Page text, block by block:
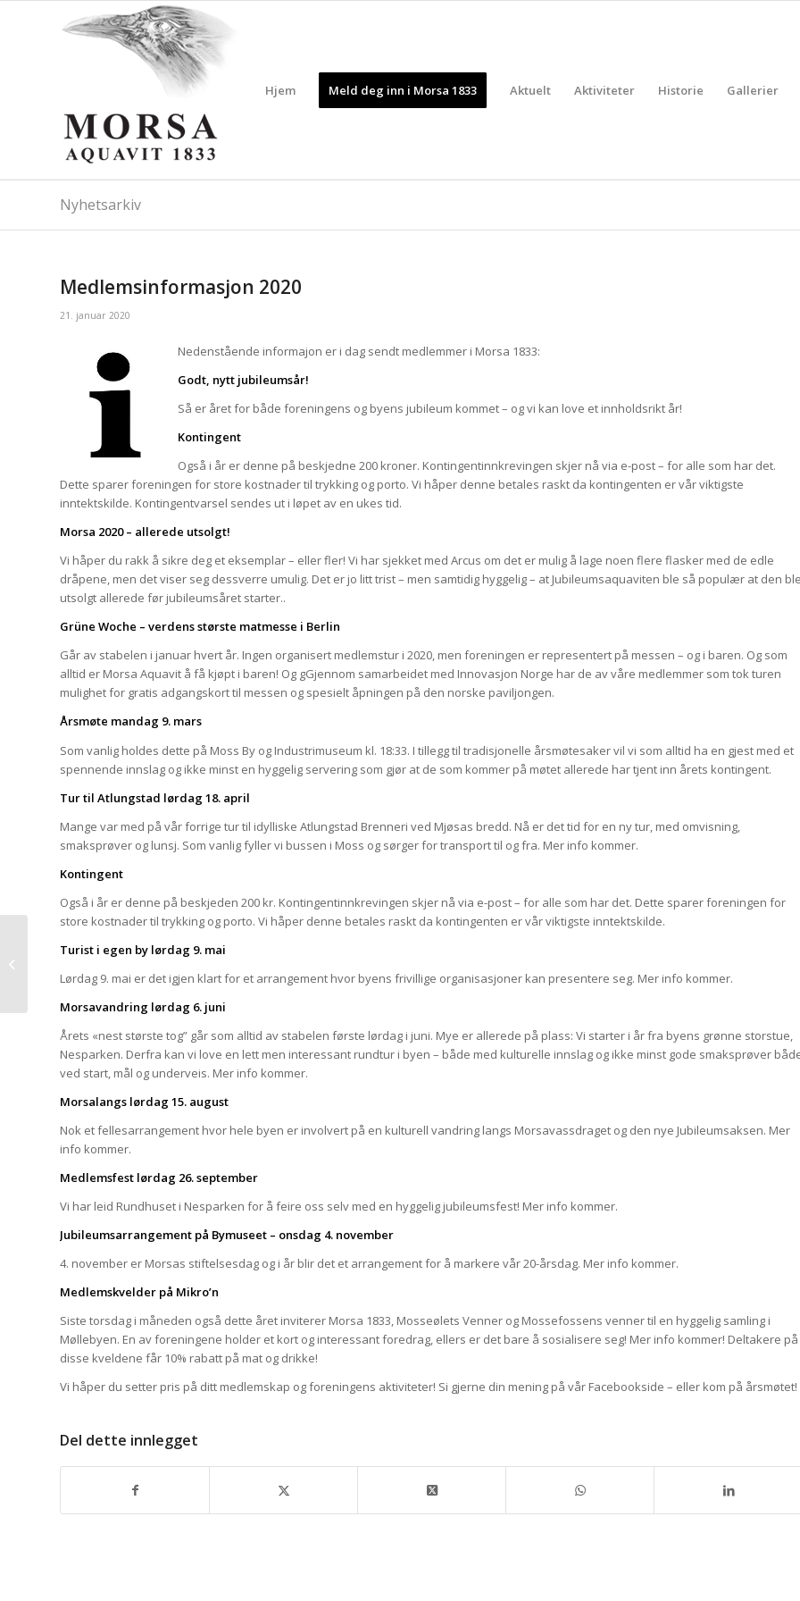
Hjem Meld deg inn i Morsa 1833 Aktuelt Aktiviteter Historie Gallerier
Nyhetsarkiv
Medlemsinformasjon 2020
21. januar 2020
Nedenstående informajon er i dag sendt medlemmer i Morsa 1833:
Godt, nytt jubileumsår!
Så er året for både foreningens og byens jubileum kommet – og vi kan love et innholdsrikt år!
Kontingent
Også i år er denne på beskjedne 200 kroner. Kontingentinnkrevingen skjer nå via e-post – for alle som har det.
Dette sparer foreningen for store kostnader til trykking og porto. Vi håper denne betales raskt da kontingenten er vår viktigste
inntektskilde. Kontingentvarsel sendes ut i løpet av en ukes tid.
Morsa 2020 – allerede utsolgt!
Vi håper du rakk å sikre deg et eksemplar – eller fler! Vi har sjekket med Arcus om det er mulig å lage noen flere flasker med de edle
dråpene, men det viser seg dessverre umulig. Det er jo litt trist – men samtidig hyggelig – at Jubileumsaquaviten ble så populær at den
utsolgt allerede før jubileumsåret starter..
Grüne Woche – verdens største matmesse i Berlin
Går av stabelen i januar hvert år. Ingen organisert medlemstur i 2020, men foreningen er representert på messen – og i baren. Og som
alltid er Morsa Aquavit å få kjøpt i baren! Og gGjennom samarbeidet med Innovasjon Norge har de av våre medlemmer som tok turen
mulighet for gratis adgangskort til messen og spesielt åpningen på den norske paviljongen.
Årsmøte mandag 9. mars
Som vanlig holdes dette på Moss By og Industrimuseum kl. 18:33. I tillegg til tradisjonelle årsmøtesaker vil vi som alltid ha en gjest med et
spennende innslag og ikke minst en hyggelig servering som gjør at de som kommer på møtet allerede har tjent inn årets kontingent.
Tur til Atlungstad lørdag 18. april
Mange var med på vår forrige tur til idylliske Atlungstad Brenneri ved Mjøsas bredd. Nå er det tid for en ny tur, med omvisning,
smaksprøver og lunsj. Som vanlig fyller vi bussen i Moss og sørger for transport til og fra. Mer info kommer.
Kontingent
Også i år er denne på beskjeden 200 kr. Kontingentinnkrevingen skjer nå via e-post – for alle som har det. Dette sparer foreningen for
store kostnader til trykking og porto. Vi håper denne betales raskt da kontingenten er vår viktigste inntektskilde.
Turist i egen by lørdag 9. mai
Lørdag 9. mai er det igjen klart for et arrangement hvor byens frivillige organisasjoner kan presentere seg. Mer info kommer.
Morsavandring lørdag 6. juni
Årets «nest største tog” går som alltid av stabelen første lørdag i juni. Mye er allerede på plass: Vi starter i år fra byens grønne storstue,
Nesparken. Derfra kan vi love en lett men interessant rundtur i byen – både med kulturelle innslag og ikke minst gode smaksprøver
ved start, mål og underveis. Mer info kommer.
Morsalangs lørdag 15. august
Nok et fellesarrangement hvor hele byen er involvert på en kulturell vandring langs Morsavassdraget og den nye Jubileumsaksen. Mer
info kommer.
Medlemsfest lørdag 26. september
Vi har leid Rundhuset i Nesparken for å feire oss selv med en hyggelig jubileumsfest! Mer info kommer.
Jubileumsarrangement på Bymuseet – onsdag 4. november
4. november er Morsas stiftelsesdag og i år blir det et arrangement for å markere vår 20-årsdag. Mer info kommer.
Medlemskvelder på Mikro’n
Siste torsdag i måneden også dette året inviterer Morsa 1833, Mosseølets Venner og Mossefossens venner til en hyggelig samling i
Møllebyen. En av foreningene holder et kort og interessant foredrag, ellers er det bare å sosialisere seg! Mer info kommer! Deltakere på
disse kveldene får 10% rabatt på mat og drikke!
Vi håper du setter pris på ditt medlemskap og foreningens aktiviteter! Si gjerne din mening på vår Facebookside – eller kom på årsmøtet!
Del dette innlegget
Takk fra DET
KONGELIGE HOFF